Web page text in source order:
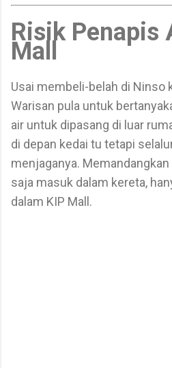
Risik Penapis
Mall
Usai membeli-belah di Ninso
Warisan pula untuk
air untuk dipasang di luar
di depan kedai tu tetapi
menjaganya.
saja masuk dalam kereta,
dalam KIP Mall.